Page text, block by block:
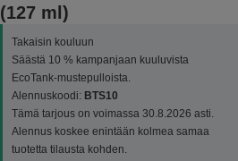
(127 ml)
Takaisin kouluun
Säästä 10 % kampanjaan kuuluvista
EcoTank-mustepulloista.
Alennuskoodi: BTS10
Tämä tarjous on voimassa 30.8.2026 asti.
Alennus koskee enintään kolmea samaa
tuotetta tilausta kohden.